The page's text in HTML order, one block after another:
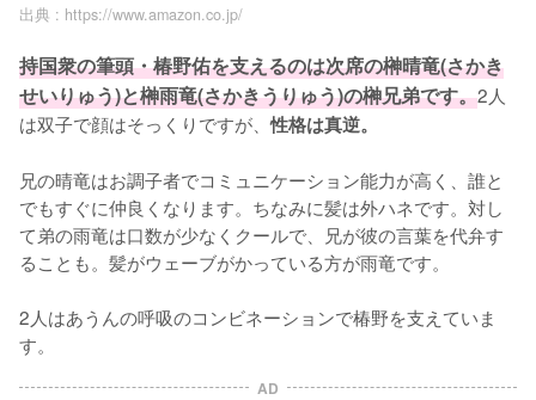
出典 : https://www.amazon.co.jp/
持国衆の筆頭・椿野佑を支えるのは次席の榊晴竜(さかき
せいりゅう)と榊雨竜(さかきうりゅう)の榊兄弟です。2人
は双子で顔はそっくりですが、性格は真逆。
兄の晴竜はお調子者でコミュニケーション能力が高く、誰と
でもすぐに仲良くなります。ちなみに髪は外ハネです。対し
て弟の雨竜は口数が少なくクールで、兄が彼の言葉を代弁す
ることも。髪がウェーブがかっている方が雨竜です。
2人はあうんの呼吸のコンビネーションで椿野を支えていま
す。
AD